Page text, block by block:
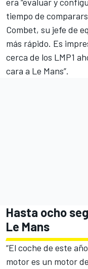
tiempo de
Combet, su jefe de
más rápido. Es
cerca de los LMP1
cara a Le Mans”.
Hasta ocho
Le Mans
“El coche de este
motor es un motor